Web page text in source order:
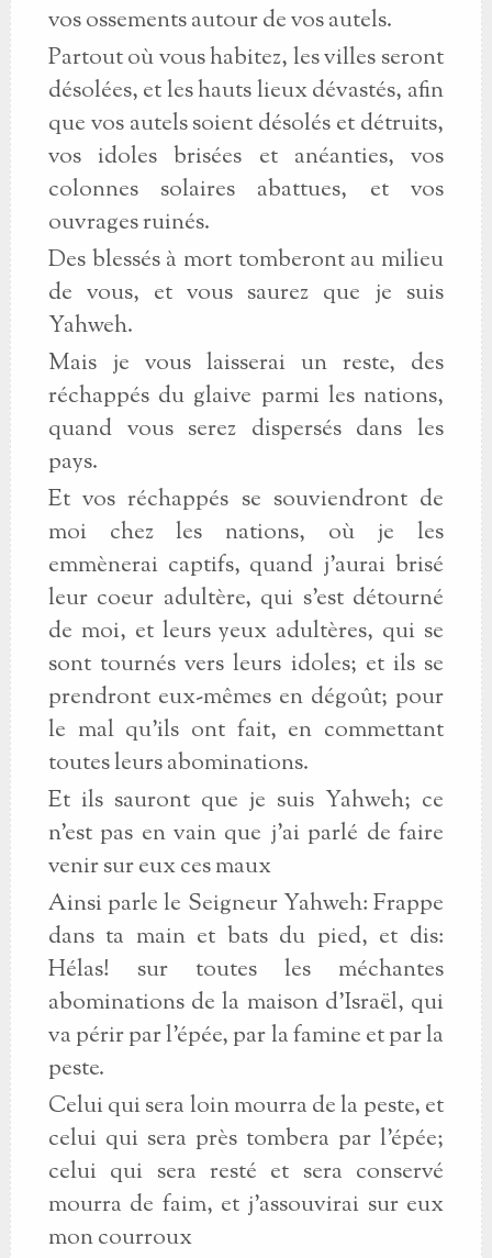
vos ossements autour de vos autels.
Partout où vous habitez, les villes seront
désolées, et les hauts lieux dévastés, afin
que vos autels soient désolés et détruits,
vos idoles brisées et anéanties, vos
colonnes solaires abattues, et vos
ouvrages ruinés.
Des blessés à mort tomberont au milieu
de vous, et vous saurez que je suis
Yahweh.
Mais je vous laisserai un reste, des
réchappés du glaive parmi les nations,
quand vous serez dispersés dans les
pays.
Et vos réchappés se souviendront de
moi chez les nations, où je les
emmènerai captifs, quand j'aurai brisé
leur coeur adultère, qui s'est détourné
de moi, et leurs yeux adultères, qui se
sont tournés vers leurs idoles; et ils se
prendront eux-mêmes en dégoût; pour
le mal qu'ils ont fait, en commettant
toutes leurs abominations.
Et ils sauront que je suis Yahweh; ce
n'est pas en vain que j'ai parlé de faire
venir sur eux ces maux
Ainsi parle le Seigneur Yahweh: Frappe
dans ta main et bats du pied, et dis:
Hélas! sur toutes les méchantes
abominations de la maison d'Israël, qui
va périr par l'épée, par la famine et par la
peste.
Celui qui sera loin mourra de la peste, et
celui qui sera près tombera par l'épée;
celui qui sera resté et sera conservé
mourra de faim, et j'assouvirai sur eux
mon courroux